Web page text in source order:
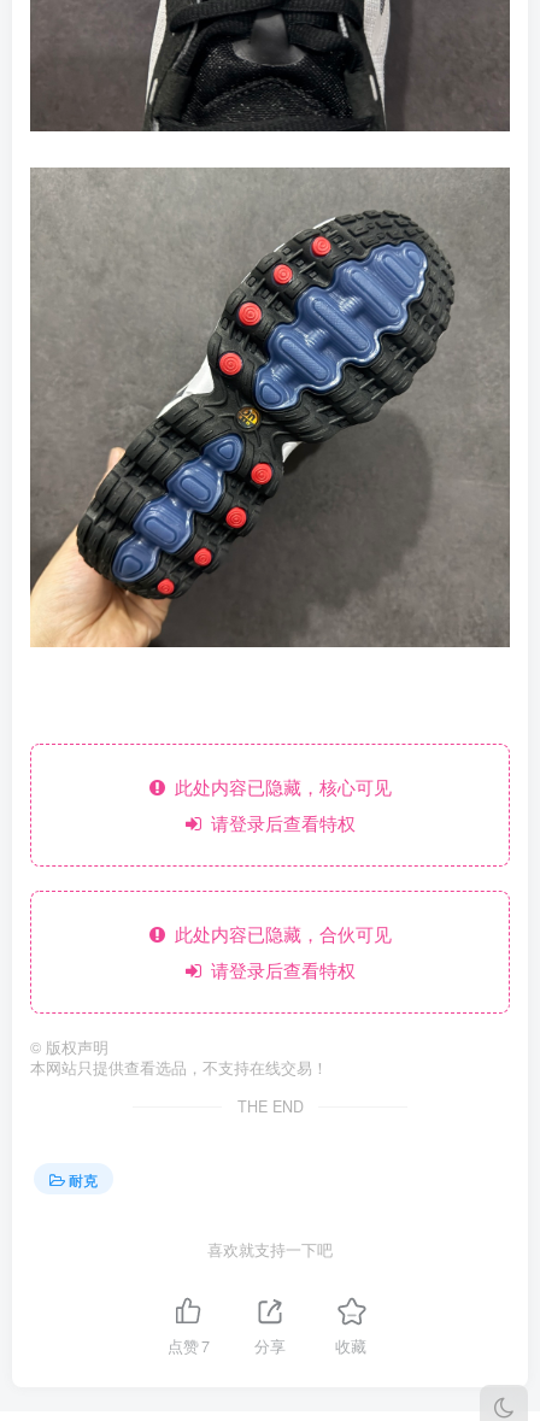
此处内容已隐藏，核心可见
请登录后查看特权
此处内容已隐藏，合伙可见
请登录后查看特权
© 版权声明
本网站只提供查看选品，不支持在线交易！
THE END
耐克
喜欢就支持一下吧
点赞7 分享 收藏